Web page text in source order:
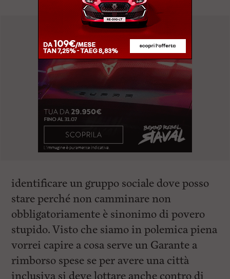
identificare un gruppo sociale dove posso
stare perché non camminare non
obbligatoriamente è sinonimo di povero
stupido. Visto che siamo in polemica piena
vorrei capire a cosa serve un Garante a
rimborso spese se per avere una città